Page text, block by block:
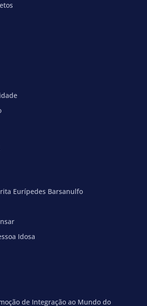
Eurípedes Barsanulfo
Idosa
de Integração ao Mundo do